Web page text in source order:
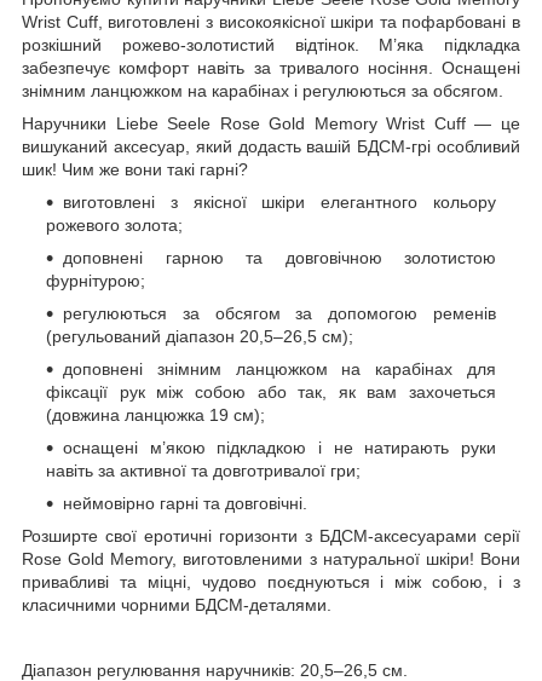
Wrist Cuff, виготовлені з високоякісної шкіри та пофарбовані в
розкішний рожево-золотистий відтінок. М’яка підкладка
забезпечує комфорт навіть за тривалого носіння. Оснащені
знімним ланцюжком на карабінах і регулюються за обсягом.
Наручники Liebe Seele Rose Gold Memory Wrist Cuff — це
вишуканий аксесуар, який додасть вашій БДСМ-грі особливий
шик! Чим же вони такі гарні?
виготовлені з якісної шкіри елегантного кольору
рожевого золота;
доповнені гарною та довговічною золотистою
фурнітурою;
регулюються за обсягом за допомогою ременів
(регульований діапазон 20,5–26,5 см);
доповнені знімним ланцюжком на карабінах для
фіксації рук між собою або так, як вам захочеться
(довжина ланцюжка 19 см);
оснащені м’якою підкладкою і не натирають руки
навіть за активної та довготривалої гри;
неймовірно гарні та довговічні.
Розширте свої еротичні горизонти з БДСМ-аксесуарами серії
Rose Gold Memory, виготовленими з натуральної шкіри! Вони
привабливі та міцні, чудово поєднуються і між собою, і з
класичними чорними БДСМ-деталями.
Діапазон регулювання наручників: 20,5–26,5 см.